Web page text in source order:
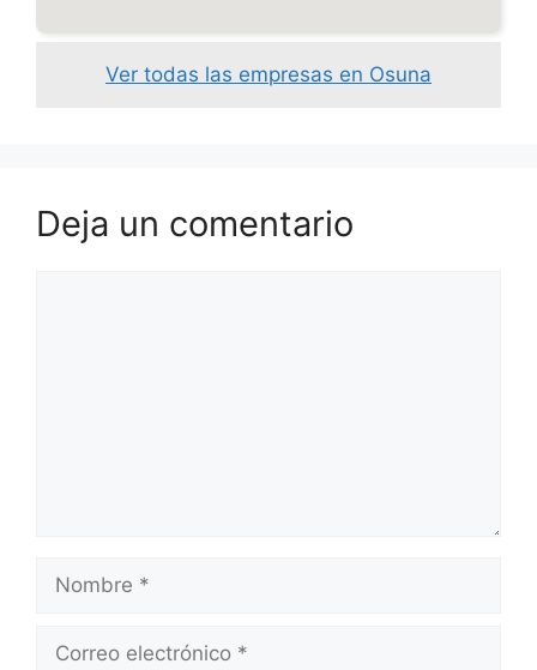
Ver todas las empresas en Osuna
Deja un comentario
Nombre
Correo